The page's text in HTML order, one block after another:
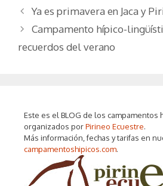
Ya es primavera en Jaca y
Campamento hípico-
recuerdos del verano
Este es el BLOG de los campamentos
organizados porPirineo Ecuestre.
Más información, fechas y tarifas en
campamentoshipicos.com.